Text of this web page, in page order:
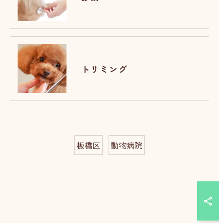
トリミング
板橋区 動物病院